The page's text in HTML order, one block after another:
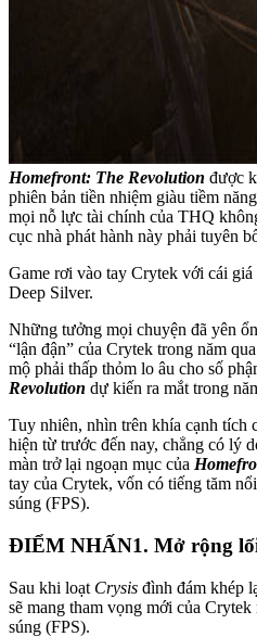
Homefront: The Revolution được
phiên bản tiền nhiệm giàu tiềm
mọi nỗ lực tài chính của THQ
cục nhà phát hành này phải tuyên
Game rơi vào tay Crytek với cái
Deep Silver.
Những tưởng mọi chuyện đã yên
“lận đận” của Crytek trong năm
mộ phải thấp thỏm lo âu cho số
Revolution dự kiến ra mắt trong
Tuy nhiên, nhìn trên khía cạnh tích
hiện từ trước đến nay, chẳng có lý
màn trở lại ngoạn mục của
tay của Crytek, vốn có tiếng tăm
súng (FPS).
ĐIỂM NHẤN1. Mở rộng
Sau khi loạt Crysis đình đám khép
sẽ mang tham vọng mới của
súng (FPS).